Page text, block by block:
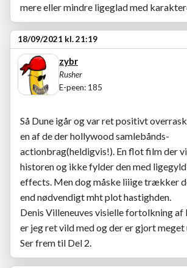
mere eller mindre ligeglad med
18/09/2021 kl. 21:19
zybr
Rusher
E-peen: 185
Så Dune igår og var ret positivt
en af de der hollywood samlebånds-
actionbrag(heldigvis!). En flot film der
historen og ikke fylder den med
effects. Men dog måske liiige trækker
end nødvendigt mht plot hastighden.
Denis Villeneuves visielle fortolkning af
er jeg ret vild med og der er gjort meget
Ser frem til Del 2.